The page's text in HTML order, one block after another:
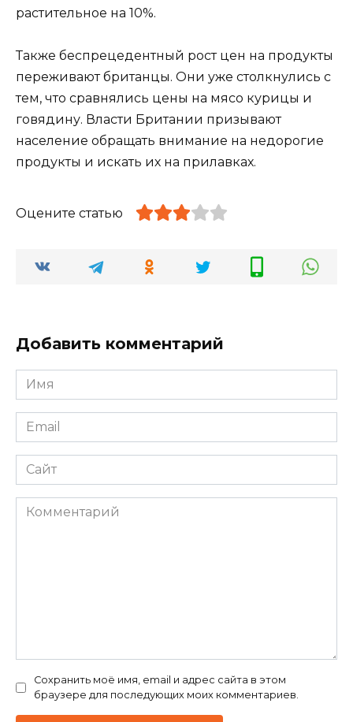
растительное на 10%.
Также беспрецедентный рост цен на продукты
переживают британцы. Они уже столкнулись с
тем, что сравнялись цены на мясо курицы и
говядину. Власти Британии призывают
население обращать внимание на недорогие
продукты и искать их на прилавках.
Оцените статью
Добавить комментарий
Имя
*
Email
*
Сайт
Комментарий
Сохранить моё имя, email и адрес сайта в этом
браузере для последующих моих комментариев.